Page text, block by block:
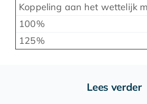
Koppeling aan het wettelijk
100%
125%
Lees verder